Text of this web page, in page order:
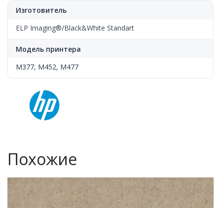
Pro
(CF410X),
ELP
Изготовитель
ELP Imaging®/Black&White Standart
Модель принтера
M377, M452, M477
Похожие